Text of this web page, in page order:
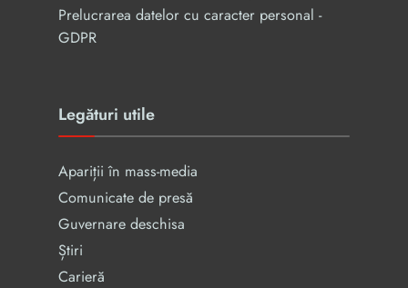
Prelucrarea datelor cu caracter personal -
GDPR
Legături utile
Apariții în mass-media
Comunicate de presă
Guvernare deschisa
Știri
Carieră